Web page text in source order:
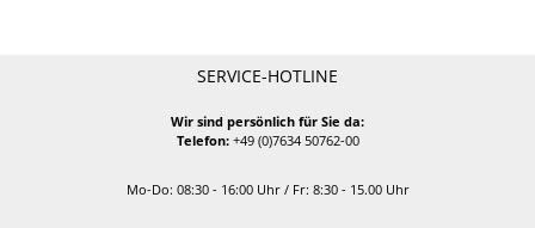
SERVICE-HOTLINE
Wir sind persönlich für Sie da:
Telefon:+49 (0)7634 50762-00
Mo-Do: 08:30 - 16:00 Uhr / Fr: 8:30 - 15.00 Uhr